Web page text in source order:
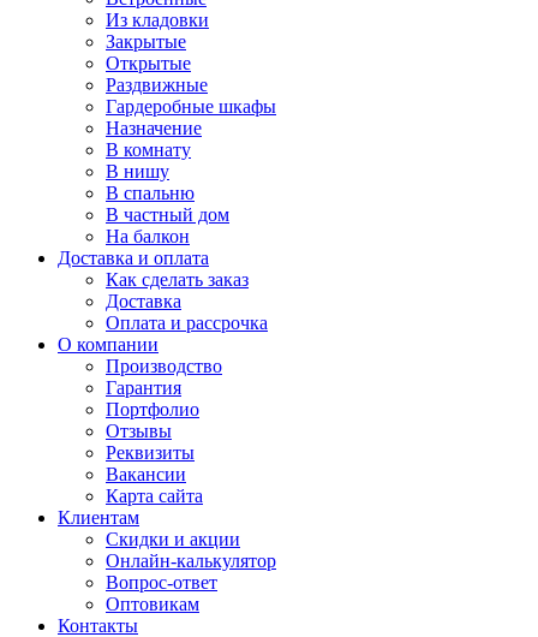
Из кладовки
Закрытые
Открытые
Раздвижные
Гардеробные шкафы
Назначение
В комнату
В нишу
В спальню
В частный дом
На балкон
Доставка и оплата
Как сделать заказ
Доставка
Оплата и рассрочка
О компании
Производство
Гарантия
Портфолио
Отзывы
Реквизиты
Вакансии
Карта сайта
Клиентам
Скидки и акции
Онлайн-калькулятор
Вопрос-ответ
Оптовикам
Контакты